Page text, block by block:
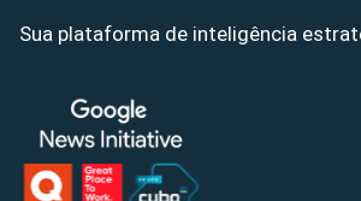
Sua plataforma de inteligência